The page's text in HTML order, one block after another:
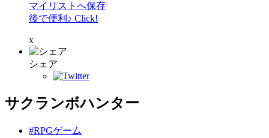
マイリストへ保存
後で便利♪ Click!
x
シェア
サクランボハンター
#RPGゲーム